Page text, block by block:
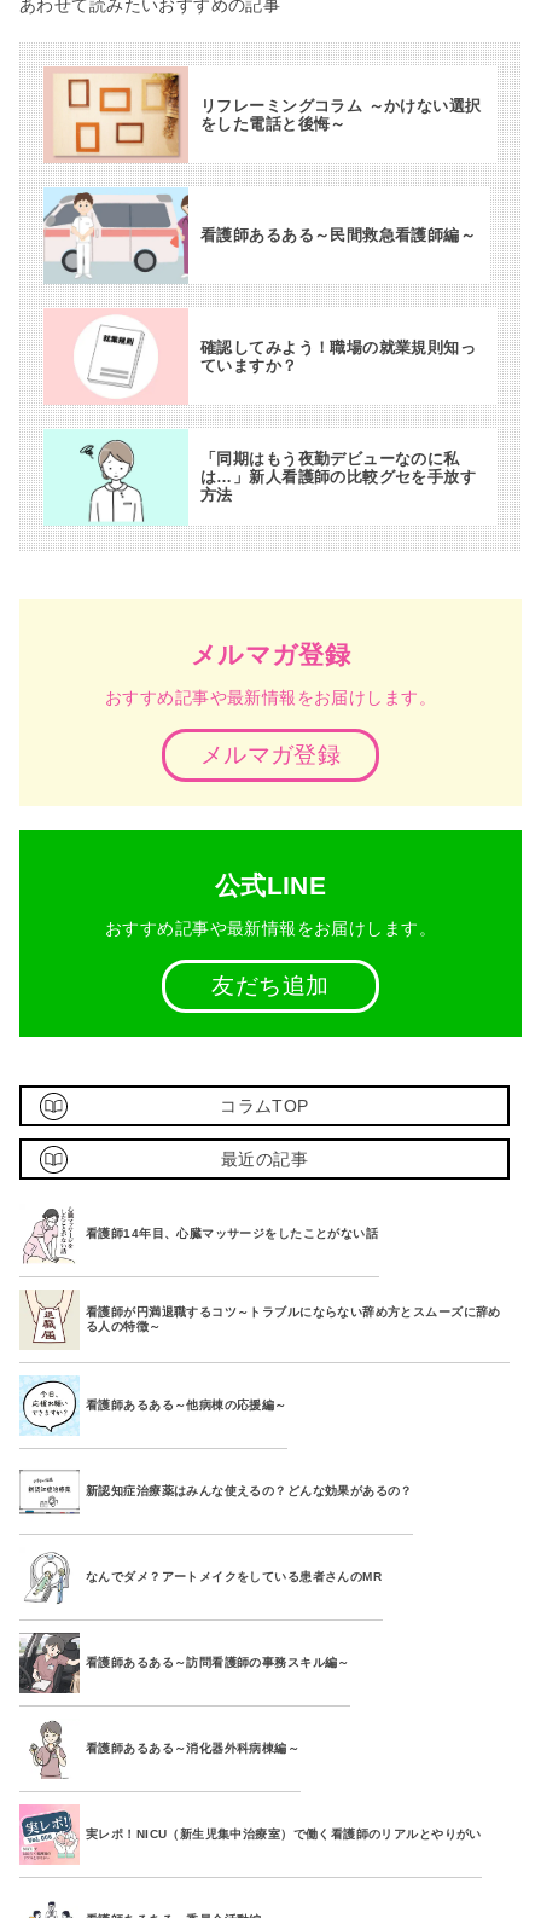
あわせて読みたいおすすめの記事
リフレーミングコラム ～かけない選択
をした電話と後悔～
看護師あるある～民間救急看護師編～
確認してみよう！職場の就業規則知っ
ていますか？
「同期はもう夜勤デビューなのに私
は…」新人看護師の比較グセを手放す
方法
メルマガ登録
おすすめ記事や最新情報をお届けします。
メルマガ登録
公式LINE
おすすめ記事や最新情報をお届けします。
友だち追加
コラムTOP
最近の記事
看護師14年目、心臓マッサージをしたことがない話
看護師が円満退職するコツ～トラブルにならない辞め方とスムーズに辞め
る人の特徴～
看護師あるある～他病棟の応援編～
新認知症治療薬はみんな使えるの？どんな効果があるの？
なんでダメ？アートメイクをしている患者さんのMR
看護師あるある～訪問看護師の事務スキル編～
看護師あるある～消化器外科病棟編～
実レポ！NICU（新生児集中治療室）で働く看護師のリアルとやりがい